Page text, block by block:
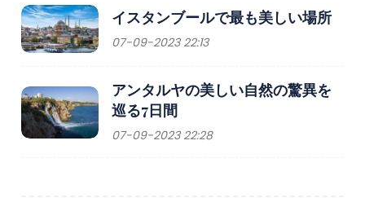
イスタンブールで最も美しい場所
07-09-2023 22:13
アンタルヤの美しい自然の驚異を
巡る7日間
07-09-2023 22:28